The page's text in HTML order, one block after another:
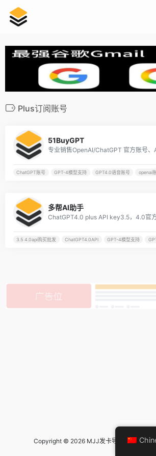
Plus订阅账号
51BuyGPT
ChatGPT账号 GPT-4模型支持 GPT4.0语音账号 openai
多帮AI助手
ChatGPT4.0 plus API key3.5，4.0官
3.5 4.0api购买批发 ChatGPT4.0API GPT-4模型支持
Copyright © 2026 MJJ发卡导航 Design